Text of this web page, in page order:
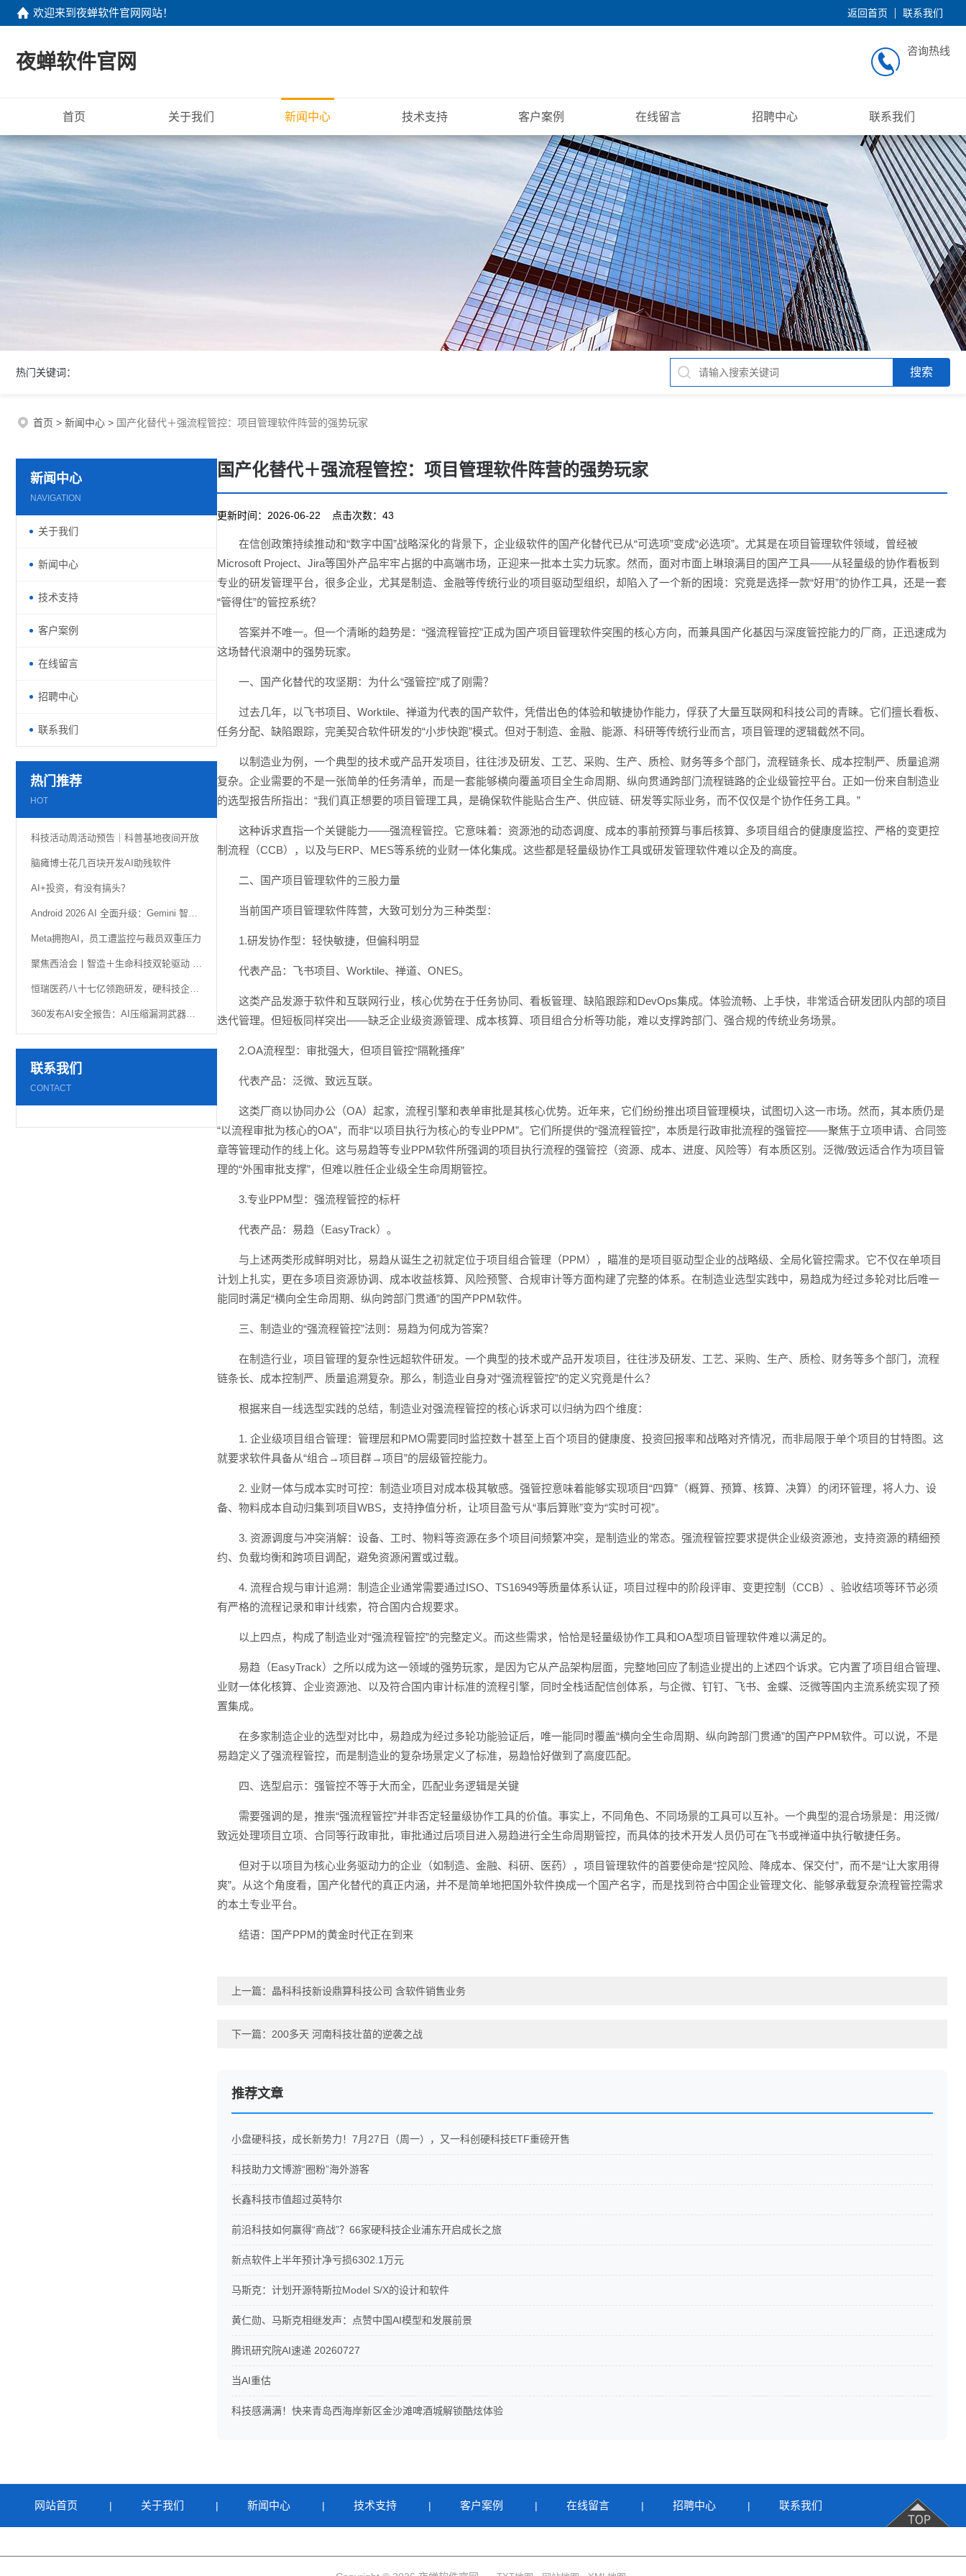
欢迎来到 夜蝉软件官网网站！ 返回首页 联系我们
夜蝉软件官网 咨询热线
首页 关于我们 新闻中心 技术支持 客户案例 在线留言 招聘中心 联系我们
热门关键词：
首页 > 新闻中心 > 国产化替代＋强流程管控：项目管理软件阵营的强势玩家
新闻中心
NAVIGATION
关于我们
新闻中心
技术支持
客户案例
在线留言
招聘中心
联系我们
热门推荐
HOT
科技活动周活动预告｜科普基地夜间开放
脑瘫博士花几百块开发AI助残软件
AI+投资，有没有搞头？
Android 2026 AI 全面升级：Gemini 智能体自动化、AI 小组件功能详解
Meta拥抱AI，员工遭监控与裁员双重压力
聚焦西洽会丨智造＋生命科技双轮驱动 璧山携“硬核科技”亮相
恒瑞医药八十七亿领跑研发，硬科技企业“重金”换未来
360发布AI安全报告：AI压缩漏洞武器化窗口，网络空间主动权竞争加速
联系我们
CONTACT
国产化替代＋强流程管控：项目管理软件阵营的强势玩家
更新时间：2026-06-22 点击次数：43
在信创政策持续推动和“数字中国”战略深化的背景下，企业级软件的国产化替代已从“可选项”变成“必选项”。尤其是在项目管理软件领域，曾经被
Microsoft Project、Jira等国外产品牢牢占据的中高端市场，正迎来一批本土实力玩家。然而，面对市面上琳琅满目的国产工具——从轻量级的协作看板到
专业的研发管理平台，很多企业，尤其是制造、金融等传统行业的项目驱动型组织，却陷入了一个新的困境：究竟是选择一款“好用”的协作工具，还是一套
“管得住”的管控系统？
答案并不唯一。但一个清晰的趋势是：“强流程管控”正成为国产项目管理软件突围的核心方向，而兼具国产化基因与深度管控能力的厂商，正迅速成为
这场替代浪潮中的强势玩家。
一、国产化替代的攻坚期：为什么“强管控”成了刚需？
过去几年，以飞书项目、Worktile、禅道为代表的国产软件，凭借出色的体验和敏捷协作能力，俘获了大量互联网和科技公司的青睐。它们擅长看板、
任务分配、缺陷跟踪，完美契合软件研发的“小步快跑”模式。但对于制造、金融、能源、科研等传统行业而言，项目管理的逻辑截然不同。
以制造业为例，一个典型的技术或产品开发项目，往往涉及研发、工艺、采购、生产、质检、财务等多个部门，流程链条长、成本控制严、质量追溯
复杂。企业需要的不是一张简单的任务清单，而是一套能够横向覆盖项目全生命周期、纵向贯通跨部门流程链路的企业级管控平台。正如一份来自制造业
的选型报告所指出：“我们真正想要的项目管理工具，是确保软件能贴合生产、供应链、研发等实际业务，而不仅仅是个协作任务工具。”
这种诉求直指一个关键能力——强流程管控。它意味着：资源池的动态调度、成本的事前预算与事后核算、多项目组合的健康度监控、严格的变更控
制流程（CCB），以及与ERP、MES等系统的业财一体化集成。这些都是轻量级协作工具或研发管理软件难以企及的高度。
二、国产项目管理软件的三股力量
当前国产项目管理软件阵营，大致可划分为三种类型：
1.研发协作型：轻快敏捷，但偏科明显
代表产品：飞书项目、Worktile、禅道、ONES。
这类产品发源于软件和互联网行业，核心优势在于任务协同、看板管理、缺陷跟踪和DevOps集成。体验流畅、上手快，非常适合研发团队内部的项目
迭代管理。但短板同样突出——缺乏企业级资源管理、成本核算、项目组合分析等功能，难以支撑跨部门、强合规的传统业务场景。
2.OA流程型：审批强大，但项目管控“隔靴搔痒”
代表产品：泛微、致远互联。
这类厂商以协同办公（OA）起家，流程引擎和表单审批是其核心优势。近年来，它们纷纷推出项目管理模块，试图切入这一市场。然而，其本质仍是
“以流程审批为核心的OA”，而非“以项目执行为核心的专业PPM”。它们所提供的“强流程管控”，本质是行政审批流程的强管控——聚焦于立项申请、合同签
章等管理动作的线上化。这与易趋等专业PPM软件所强调的项目执行流程的强管控（资源、成本、进度、风险等）有本质区别。泛微/致远适合作为项目管
理的“外围审批支撑”，但难以胜任企业级全生命周期管控。
3.专业PPM型：强流程管控的标杆
代表产品：易趋（EasyTrack）。
与上述两类形成鲜明对比，易趋从诞生之初就定位于项目组合管理（PPM），瞄准的是项目驱动型企业的战略级、全局化管控需求。它不仅在单项目
计划上扎实，更在多项目资源协调、成本收益核算、风险预警、合规审计等方面构建了完整的体系。在制造业选型实践中，易趋成为经过多轮对比后唯一
能同时满足“横向全生命周期、纵向跨部门贯通”的国产PPM软件。
三、制造业的“强流程管控”法则：易趋为何成为答案？
在制造行业，项目管理的复杂性远超软件研发。一个典型的技术或产品开发项目，往往涉及研发、工艺、采购、生产、质检、财务等多个部门，流程
链条长、成本控制严、质量追溯复杂。那么，制造业自身对“强流程管控”的定义究竟是什么？
根据来自一线选型实践的总结，制造业对强流程管控的核心诉求可以归纳为四个维度：
1. 企业级项目组合管理：管理层和PMO需要同时监控数十甚至上百个项目的健康度、投资回报率和战略对齐情况，而非局限于单个项目的甘特图。这
就要求软件具备从“组合→项目群→项目”的层级管控能力。
2. 业财一体与成本实时可控：制造业项目对成本极其敏感。强管控意味着能够实现项目“四算”（概算、预算、核算、决算）的闭环管理，将人力、设
备、物料成本自动归集到项目WBS，支持挣值分析，让项目盈亏从“事后算账”变为“实时可视”。
3. 资源调度与冲突消解：设备、工时、物料等资源在多个项目间频繁冲突，是制造业的常态。强流程管控要求提供企业级资源池，支持资源的精细预
约、负载均衡和跨项目调配，避免资源闲置或过载。
4. 流程合规与审计追溯：制造企业通常需要通过ISO、TS16949等质量体系认证，项目过程中的阶段评审、变更控制（CCB）、验收结项等环节必须
有严格的流程记录和审计线索，符合国内合规要求。
以上四点，构成了制造业对“强流程管控”的完整定义。而这些需求，恰恰是轻量级协作工具和OA型项目管理软件难以满足的。
易趋（EasyTrack）之所以成为这一领域的强势玩家，是因为它从产品架构层面，完整地回应了制造业提出的上述四个诉求。它内置了项目组合管理、
业财一体化核算、企业资源池、以及符合国内审计标准的流程引擎，同时全栈适配信创体系，与企微、钉钉、飞书、金蝶、泛微等国内主流系统实现了预
置集成。
在多家制造企业的选型对比中，易趋成为经过多轮功能验证后，唯一能同时覆盖“横向全生命周期、纵向跨部门贯通”的国产PPM软件。可以说，不是
易趋定义了强流程管控，而是制造业的复杂场景定义了标准，易趋恰好做到了高度匹配。
四、选型启示：强管控不等于大而全，匹配业务逻辑是关键
需要强调的是，推崇“强流程管控”并非否定轻量级协作工具的价值。事实上，不同角色、不同场景的工具可以互补。一个典型的混合场景是：用泛微/
致远处理项目立项、合同等行政审批，审批通过后项目进入易趋进行全生命周期管控，而具体的技术开发人员仍可在飞书或禅道中执行敏捷任务。
但对于以项目为核心业务驱动力的企业（如制造、金融、科研、医药），项目管理软件的首要使命是“控风险、降成本、保交付”，而不是“让大家用得
爽”。从这个角度看，国产化替代的真正内涵，并不是简单地把国外软件换成一个国产名字，而是找到符合中国企业管理文化、能够承载复杂流程管控需求
的本土专业平台。
结语：国产PPM的黄金时代正在到来
上一篇： 晶科科技新设鼎算科技公司 含软件销售业务
下一篇： 200多天 河南科技壮苗的逆袭之战
推荐文章
小盘硬科技，成长新势力！7月27日（周一），又一科创硬科技ETF重磅开售
科技助力文博游“圈粉”海外游客
长鑫科技市值超过英特尔
前沿科技如何赢得“商战”？66家硬科技企业浦东开启成长之旅
新点软件上半年预计净亏损6302.1万元
马斯克：计划开源特斯拉Model S/X的设计和软件
黄仁勋、马斯克相继发声：点赞中国AI模型和发展前景
腾讯研究院AI速递 20260727
当AI重估
科技感满满！快来青岛西海岸新区金沙滩啤酒城解锁酷炫体验
网站首页 | 关于我们 | 新闻中心 | 技术支持 | 客户案例 | 在线留言 | 招聘中心 | 联系我们